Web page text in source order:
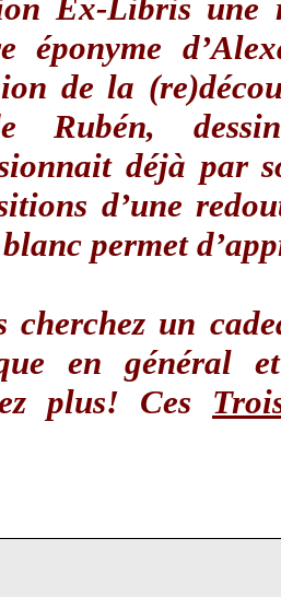
Ex-Libris une
éponyme
de la
Rubén,
déjà par
d’une
permet
cherchez un
en général
plus! Ces